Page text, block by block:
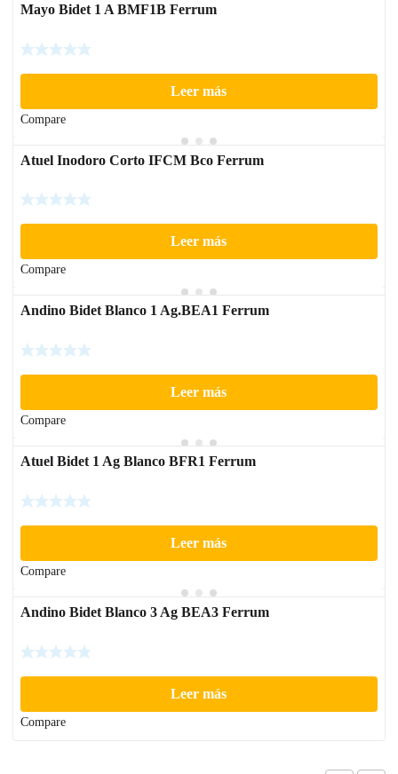
Mayo Bidet 1 A BMF1B Ferrum
Leer más
Compare
Atuel Inodoro Corto IFCM Bco Ferrum
Leer más
Compare
Andino Bidet Blanco 1 Ag.BEA1 Ferrum
Leer más
Compare
Atuel Bidet 1 Ag Blanco BFR1 Ferrum
Leer más
Compare
Andino Bidet Blanco 3 Ag BEA3 Ferrum
Leer más
Compare